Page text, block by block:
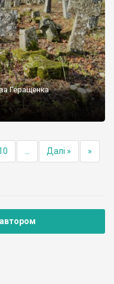
Геращенка
Далі » »